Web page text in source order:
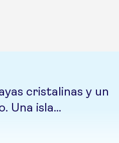
cristalinas y un
Una isla
de